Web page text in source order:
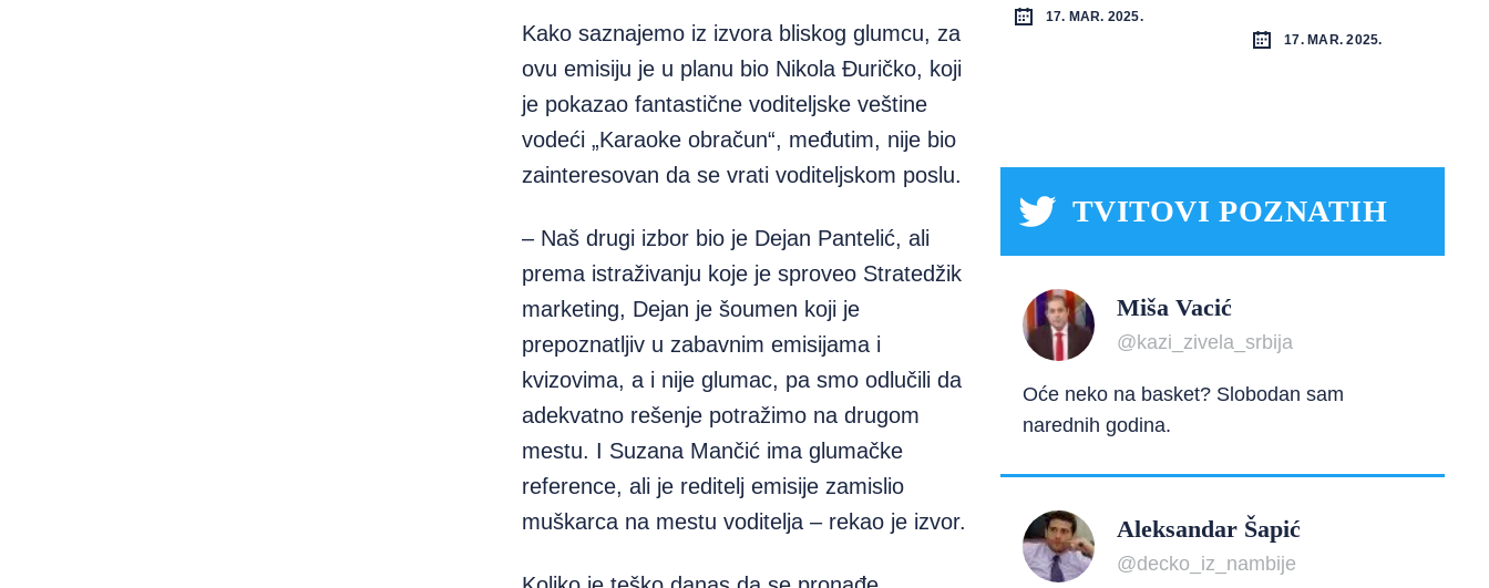
Kako saznajemo iz izvora bliskog glumcu, za
ovu emisiju je u planu bio Nikola Đuričko, koji
je pokazao fantastične voditeljske veštine
vodeći „Karaoke obračun“, međutim, nije bio
zainteresovan da se vrati voditeljskom poslu.
– Naš drugi izbor bio je Dejan Pantelić, ali
prema istraživanju koje je sproveo Stratedžik
marketing, Dejan je šoumen koji je
prepoznatljiv u zabavnim emisijama i
kvizovima, a i nije glumac, pa smo odlučili da
adekvatno rešenje potražimo na drugom
mestu. I Suzana Mančić ima glumačke
reference, ali je reditelj emisije zamislio
muškarca na mestu voditelja – rekao je izvor.
17. MAR. 2025.
17. MAR. 2025.
TVITOVI POZNATIH
Miša Vacić
@kazi_zivela_srbija
Oće neko na basket? Slobodan sam
narednih godina.
Aleksandar Šapić
@decko_iz_nambije